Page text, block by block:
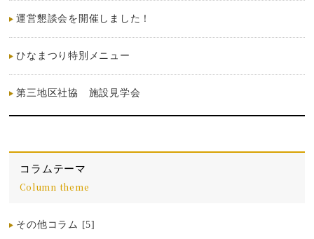
運営懇談会を開催しました！
ひなまつり特別メニュー
第三地区社協 施設見学会
コラムテーマ
Column theme
その他コラム [5]